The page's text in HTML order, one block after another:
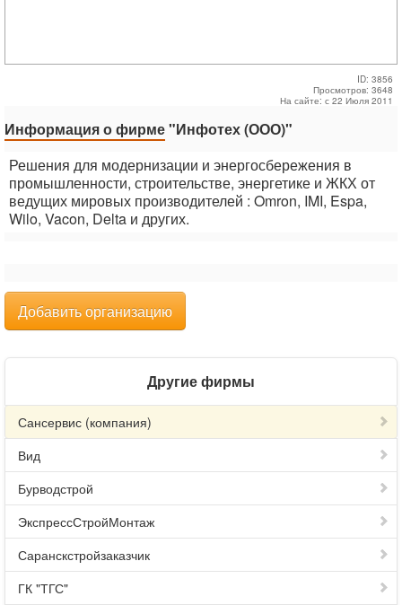
ID: 3856
Просмотров: 3648
На сайте: с 22 Июля 2011
Информация о фирме"Инфотех (ООО)"
Решения для модернизации и энергосбережения в
промышленности, строительстве, энергетике и ЖКХ от
ведущих мировых производителей : Omron, IMI, Espa,
Wilo, Vacon, Delta и других.
Добавить организацию
Другие фирмы
Сансервис (компания)
Вид
Бурводстрой
ЭкспрессСтройМонтаж
Саранскстройзаказчик
ГК "ТГС"